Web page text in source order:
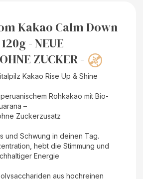
Kakao Calm Down
- NEUE
ZUCKER -
Kakao Rise Up & Shine
Rohkakao mit Bio-
–
Zuckerzusatz
und Schwung in deinen Tag.
hebt die Stimmung und
Energie
aus hochreinen